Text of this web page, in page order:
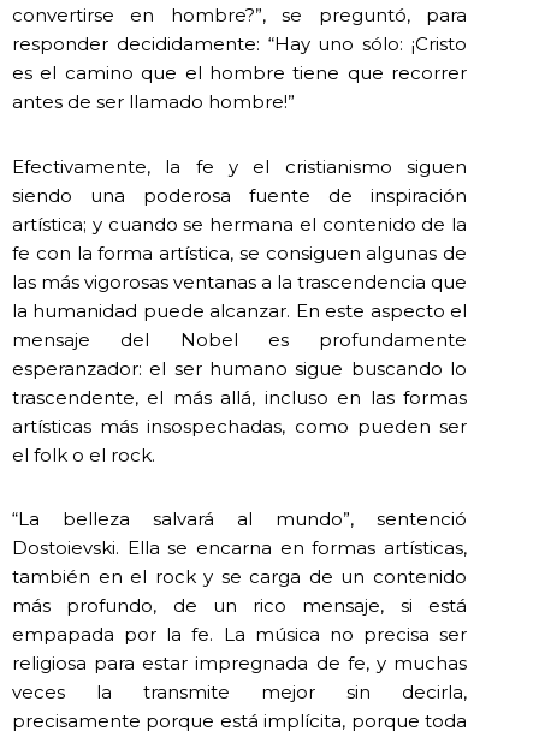
convertirse en hombre?”, se preguntó, para
responder decididamente: “Hay uno sólo: ¡Cristo
es el camino que el hombre tiene que recorrer
antes de ser llamado hombre!”
Efectivamente, la fe y el cristianismo siguen
siendo una poderosa fuente de inspiración
artística; y cuando se hermana el contenido de la
fe con la forma artística, se consiguen algunas de
las más vigorosas ventanas a la trascendencia que
la humanidad puede alcanzar. En este aspecto el
mensaje del Nobel es profundamente
esperanzador: el ser humano sigue buscando lo
trascendente, el más allá, incluso en las formas
artísticas más insospechadas, como pueden ser
el folk o el rock.
“La belleza salvará al mundo”, sentenció
Dostoievski. Ella se encarna en formas artísticas,
también en el rock y se carga de un contenido
más profundo, de un rico mensaje, si está
empapada por la fe. La música no precisa ser
religiosa para estar impregnada de fe, y muchas
veces la transmite mejor sin decirla,
precisamente porque está implícita, porque toda